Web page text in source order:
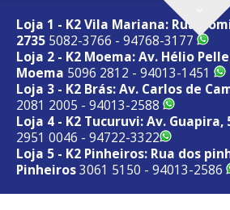
Loja 1 - K2 Vila Mariana: Rua
2735 5082-3766 - 94768-3177
Loja 2 - K2 Moema: Av. Hélio
Moema 5096 2812 - 94013-1451
Loja 3 - K2 Brás: Av. Carlos de
2081 2005 - 94013-2588
Loja 4 - K2 Tucuruvi: Av. Guapira,
2951 0046 - 94722-3322
Loja 5 - K2 Pinheiros: Rua dos
Pinheiros3061 5150 - 94013-2586